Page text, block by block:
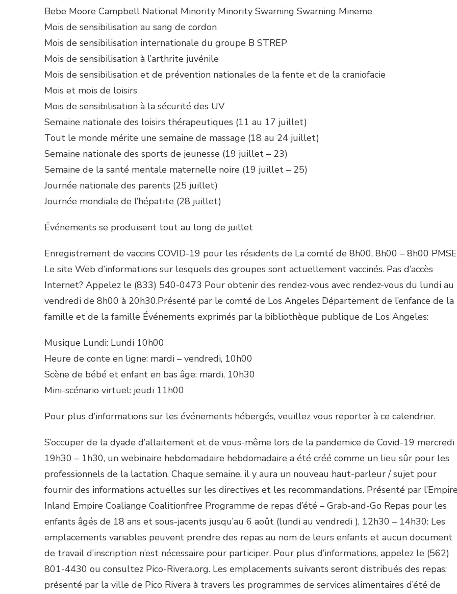
Bebe Moore Campbell National Minority Minority Swarning Swarning Mineme
Mois de sensibilisation au sang de cordon
Mois de sensibilisation internationale du groupe B STREP
Mois de sensibilisation à l’arthrite juvénile
Mois de sensibilisation et de prévention nationales de la fente et de la craniofacie
Mois et mois de loisirs
Mois de sensibilisation à la sécurité des UV
Semaine nationale des loisirs thérapeutiques (11 au 17 juillet)
Tout le monde mérite une semaine de massage (18 au 24 juillet)
Semaine nationale des sports de jeunesse (19 juillet – 23)
Semaine de la santé mentale maternelle noire (19 juillet – 25)
Journée nationale des parents (25 juillet)
Journée mondiale de l’hépatite (28 juillet)
Événements se produisent tout au long de juillet
Enregistrement de vaccins COVID-19 pour les résidents de La comté de 8h00, 8h00 – 8h00
Le site Web d’informations sur lesquels des groupes sont actuellement vaccinés. Pas d’accès
Internet? Appelez le (833) 540-0473 Pour obtenir des rendez-vous avec rendez-vous du lundi au
vendredi de 8h00 à 20h30.Présenté par le comté de Los Angeles Département de l’enfance de la
famille et de la famille Événements exprimés par la bibliothèque publique de Los Angeles:
Musique Lundi: Lundi 10h00
Heure de conte en ligne: mardi – vendredi, 10h00
Scène de bébé et enfant en bas âge: mardi, 10h30
Mini-scénario virtuel: jeudi 11h00
Pour plus d’informations sur les événements hébergés, veuillez vous reporter à ce calendrier.
S’occuper de la dyade d’allaitement et de vous-même lors de la pandemice de Covid-19 mercredi
19h30 – 1h30, un webinaire hebdomadaire hebdomadaire a été créé comme un lieu sûr pour les
professionnels de la lactation. Chaque semaine, il y aura un nouveau haut-parleur / sujet pour
fournir des informations actuelles sur les directives et les recommandations. Présenté par
Inland Empire Coaliange Coalitionfree Programme de repas d’été – Grab-and-Go Repas pour les
enfants âgés de 18 ans et sous-jacents jusqu’au 6 août (lundi au vendredi ), 12h30 – 14h30: Les
emplacements variables peuvent prendre des repas au nom de leurs enfants et aucun document
de travail d’inscription n’est nécessaire pour participer. Pour plus d’informations, appelez le (562)
801-4430 ou consultez Pico-Rivera.org. Les emplacements suivants seront distribués des repas:
présenté par la ville de Pico Rivera à travers les programmes de services alimentaires d’été de